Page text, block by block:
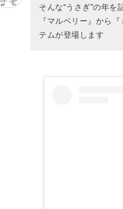
まとめ
あなたにオススメの記事はこち
そんな“うさぎ”の年
『マルベリー』から
テムが登場します